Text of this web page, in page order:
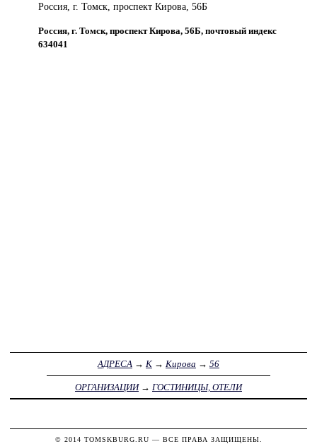
Россия, г. Томск, проспект Кирова, 56Б
Россия, г. Томск, проспект Кирова, 56Б, почтовый индекс
634041
АДРЕСА → К → Кирова → 56
ОРГАНИЗАЦИИ→ ГОСТИНИЦЫ, ОТЕЛИ
© 2014 TOMSKBURG.RU — ВСЕ ПРАВА ЗАЩИЩЕНЫ.